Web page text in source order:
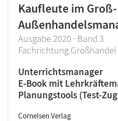
Kaufleute im
Ausgabe 2020 · Band 3
Fachrichtung Großhandel
Unterrichtsmanager
E-Book mit
Planungstools (Test-
Cornelsen Verlag